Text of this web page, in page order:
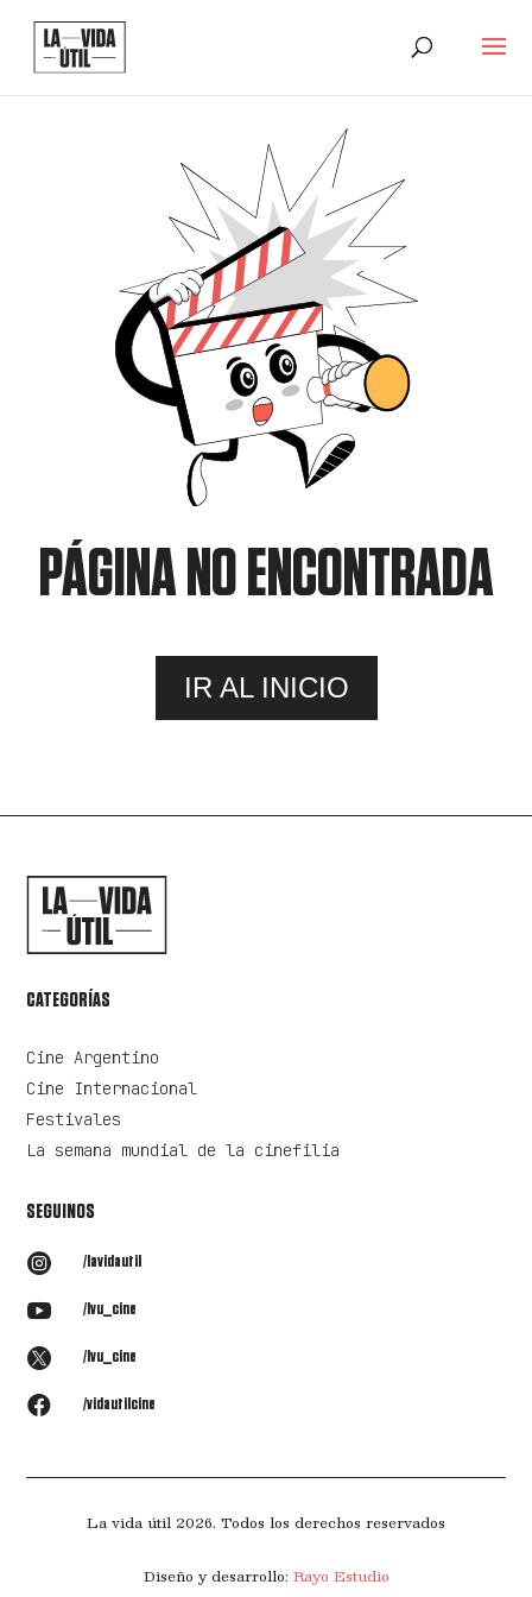
PÁGINA NO ENCONTRADA
IR AL INICIO
CATEGORÍAS
Cine Argentino
Cine Internacional
Festivales
La semana mundial de la cinefilia
SEGUINOS
 /lavidautil
 /lvu_cine
 /lvu_cine
 /vidautilcine
La vida útil 2026. Todos los derechos reservados
Diseño y desarrollo: Rayo Estudio